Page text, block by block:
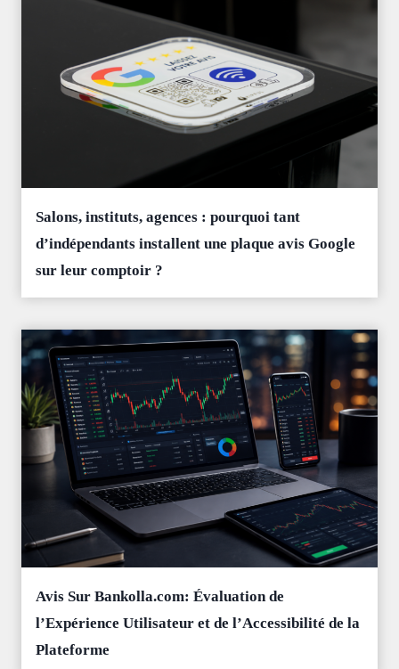
Salons, instituts, agences : pourquoi tant
d’indépendants installent une plaque avis Google
sur leur comptoir ?
Avis Sur Bankolla.com: Évaluation de
l’Expérience Utilisateur et de l’Accessibilité de la
Plateforme